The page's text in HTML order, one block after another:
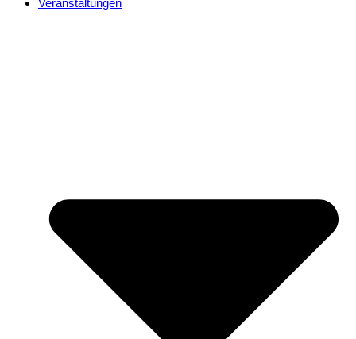
Veranstaltungen